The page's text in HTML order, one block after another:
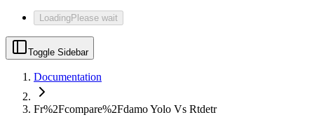
LoadingPlease wait
Toggle Sidebar
Documentation
Fr%2Fcompare%2Fdamo Yolo Vs Rtdetr